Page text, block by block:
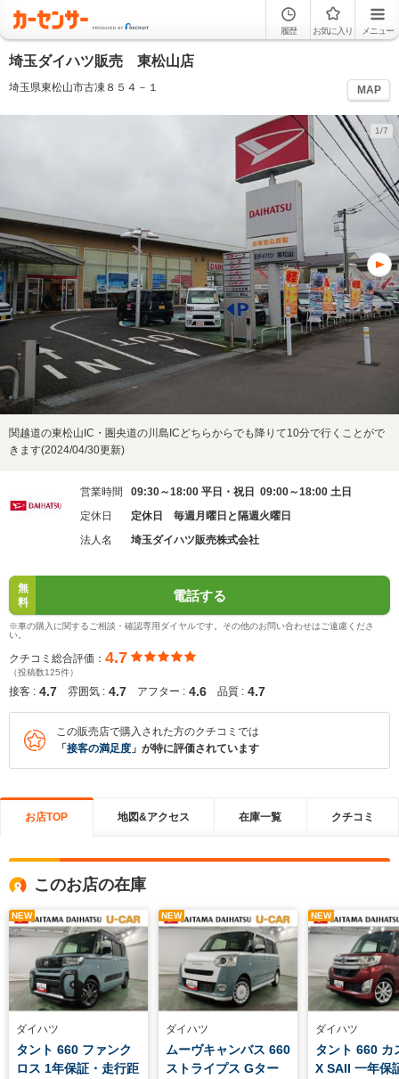
履歴 お気に入り メニュー
埼玉ダイハツ販売 東松山店
埼玉県東松山市古凍８５４－１ MAP
1/7
関越道の東松山IC・圏央道の川島ICどちらからでも降りて10分で行くことがで
きます(2024/04/30更新)
営業時間
09:30～18:00 平日・祝日 09:00～18:00 土日
定休日
定休日 毎週月曜日と隔週火曜日
法人名
埼玉ダイハツ販売株式会社
無
料
電話する
※車の購入に関するご相談・確認専用ダイヤルです。その他のお問い合わせはご遠慮くださ
い。
クチコミ総合評価： 4.7
（投稿数125件）
接客 : 4.7 雰囲気 : 4.7 アフター : 4.6 品質 : 4.7
この販売店で購入された方のクチコミでは
「 接客の満足度 」が特に評価されています
お店TOP 地図&アクセス 在庫一覧 クチコミ
このお店の在庫
NEW
ダイハツ
タント 660 ファンク
ロス 1年保証・走行距
NEW
ダイハツ
ムーヴキャンバス 660
ストライプス Gター
NEW
ダイハツ
タント 660 カ
X SAII 一年保